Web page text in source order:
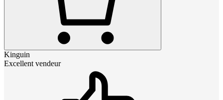
Kinguin
Excellent vendeur